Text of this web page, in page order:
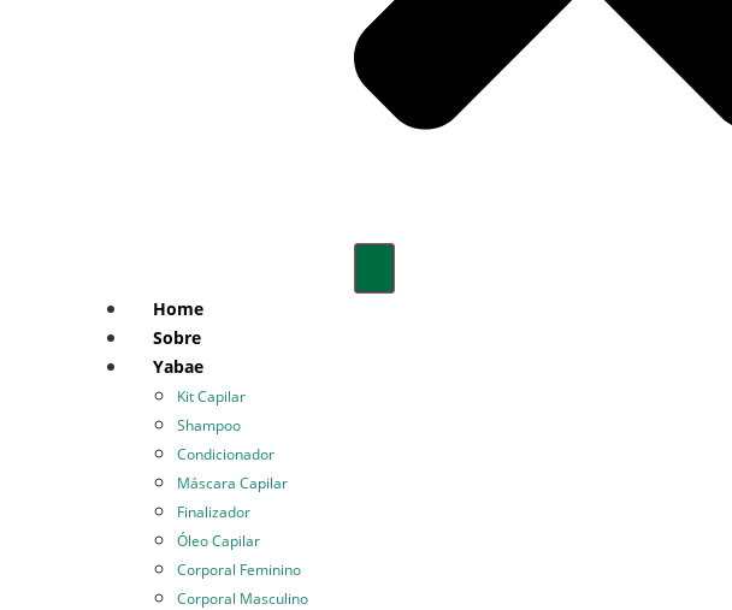
Home
Sobre
Yabae
Kit Capilar
Shampoo
Condicionador
Máscara Capilar
Finalizador
Óleo Capilar
Corporal Feminino
Corporal Masculino